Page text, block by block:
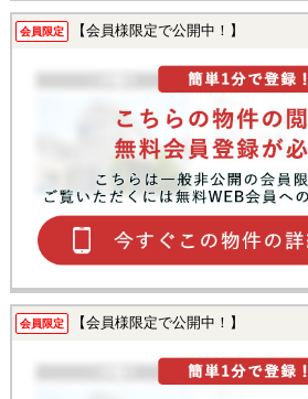
会員限定 【会員様限定で公開中！】
会員限定 【会員様限定で公開中！】